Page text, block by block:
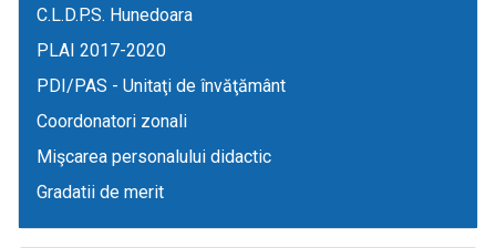
C.L.D.P.S. Hunedoara
PLAI 2017-2020
PDI/PAS - Unitaţi de învăţământ
Coordonatori zonali
Mişcarea personalului didactic
Gradatii de merit